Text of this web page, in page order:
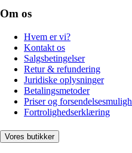
Om os
Hvem er vi?
Kontakt os
Salgsbetingelser
Retur & refundering
Juridiske oplysninger
Betalingsmetoder
Priser og
Fortrolighedserklæring
Vores butikker